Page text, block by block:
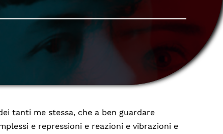
tanti me stessa, che a ben guardare
e repressioni e reazioni e vibrazioni e